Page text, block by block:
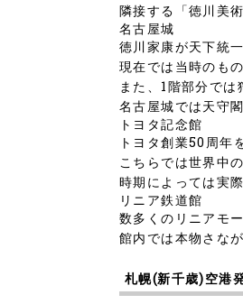
隣接する「徳川美
名古屋城
徳川家康が天下統
現在では当時のも
また、1階部分で
名古屋城では天守
トヨタ記念館
トヨタ創業50周年
こちらでは世界中
時期によっては実
リニア鉄道館
数多くのリニアモ
館内では本物さな
札幌(新千歳)空港